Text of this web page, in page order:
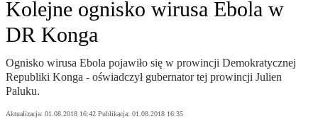
Kolejne ognisko wirusa Ebola w
DR Konga
Ognisko wirusa Ebola pojawiło się w prowincji Demokratycznej
Republiki Konga - oświadczył gubernator tej prowincji Julien
Paluku.
Aktualizacja: 01.08.2018 16:42 Publikacja: 01.08.2018 16:35